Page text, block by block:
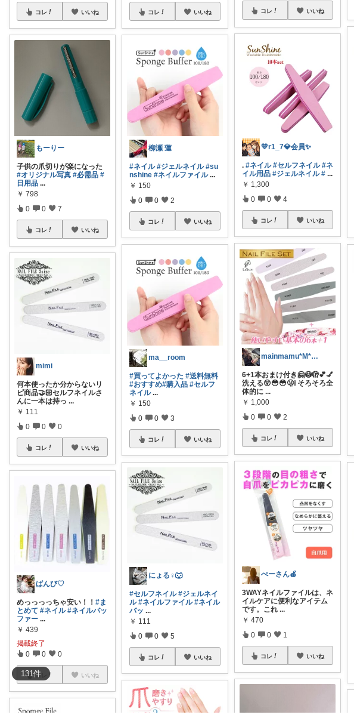
131件
コレ いいね
もーりー
子供の爪切りが楽になった
#オリジナル写真 #必需品 #
日用品 ...
￥ 798
0 0 7
コレ いいね
mimi
何本使ったか分からないリ
ピ商品🤝🏻セルフネイルさ
んに一本は持っ ...
￥ 111
0 0 0
コレ いいね
ばんび♡
めっっっっちゃ安い！！ #ま
とめて #ネイル #ネイルバッ
ファー ...
￥ 439
掲載終了
0 0 0
コレ いいね
コレ いいね
柳瀬 蓮
#ネイル #ジェルネイル #su
nshine #ネイルファイル ...
￥ 150
0 0 2
コレ いいね
ma__room
#買ってよかった #送料無料
#おすすめ#購入品 #セルフ
ネイル ...
￥ 150
0 0 3
コレ いいね
にょる♀🐺
#セルフネイル #ジェルネイ
ル #ネイルファイル #ネイル
バッ ...
￥ 111
0 0 5
コレ いいね
コレ いいね
💛r1_7💎会員✨️
.#ネイル #セルフネイル #ネ
イル用品 #ジェルネイル # ...
￥ 1,300
0 0 4
コレ いいね
mainmamu*M*⁎ˇ◡ˇ⁎
6+1本おまけ付き🤗😳🫣💕💅
洗える😲😳😳🫢❕ そろそろ全
体的に ...
￥ 1,000
0 0 2
コレ いいね
ぺーさん🍎
3WAYネイルファイルは、ネ
イルケアに便利なアイテム
です。これ ...
￥ 470
0 0 1
コレ いいね